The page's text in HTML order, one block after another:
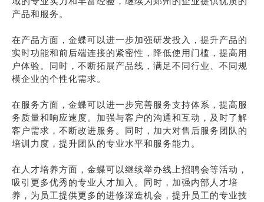
产品和服务。
在产品方面，金蝶可以进一步加强研发投入，提升产品的
实时功能和前后端连接的紧密性，降低使用门槛，提高用
户体验。同时，不断拓展产品线，满足不同行业、不同规
模企业的个性化需求。
在服务方面，金蝶可以进一步完善服务支持体系，提高服
务质量和响应速度。加强与客户的沟通和互动，及时了解
客户需求，不断改进服务。同时，加大对售后服务团队的
培训力度，提升团队的专业水平和服务能力。
在人才培养方面，金蝶可以继续举办线上招聘会等活动，
吸引更多优秀的专业人才加入。同时，加强内部人才培
养，为员工提供更多的进修深造机会，提升员工的专业技